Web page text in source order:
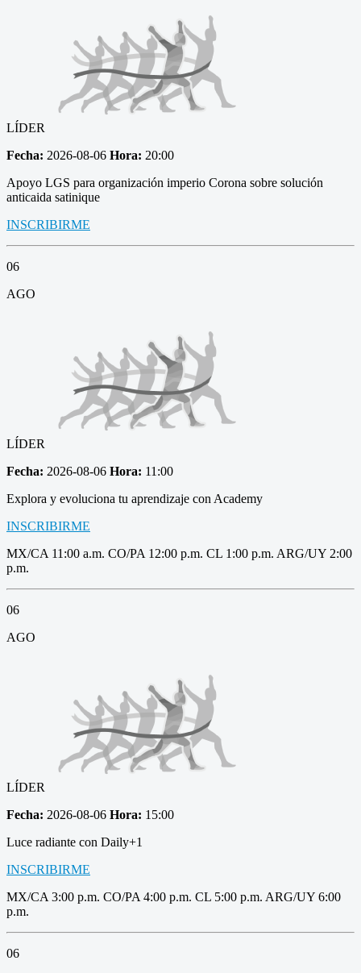
LÍDER
Fecha: 2026-08-06 Hora: 20:00
Apoyo LGS para organización imperio Corona sobre solución
anticaida satinique
INSCRIBIRME
06
AGO
LÍDER
Fecha: 2026-08-06 Hora: 11:00
Explora y evoluciona tu aprendizaje con Academy
INSCRIBIRME
MX/CA 11:00 a.m. CO/PA 12:00 p.m. CL 1:00 p.m. ARG/UY 2:00
p.m.
06
AGO
LÍDER
Fecha: 2026-08-06 Hora: 15:00
Luce radiante con Daily+1
INSCRIBIRME
MX/CA 3:00 p.m. CO/PA 4:00 p.m. CL 5:00 p.m. ARG/UY 6:00
p.m.
06